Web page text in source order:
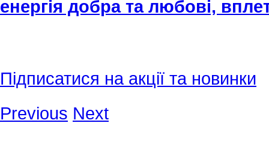
енергія добра та любові,
Підписатися на акції та новинки
Previous Next